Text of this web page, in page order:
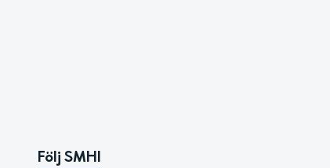
Följ SMHI